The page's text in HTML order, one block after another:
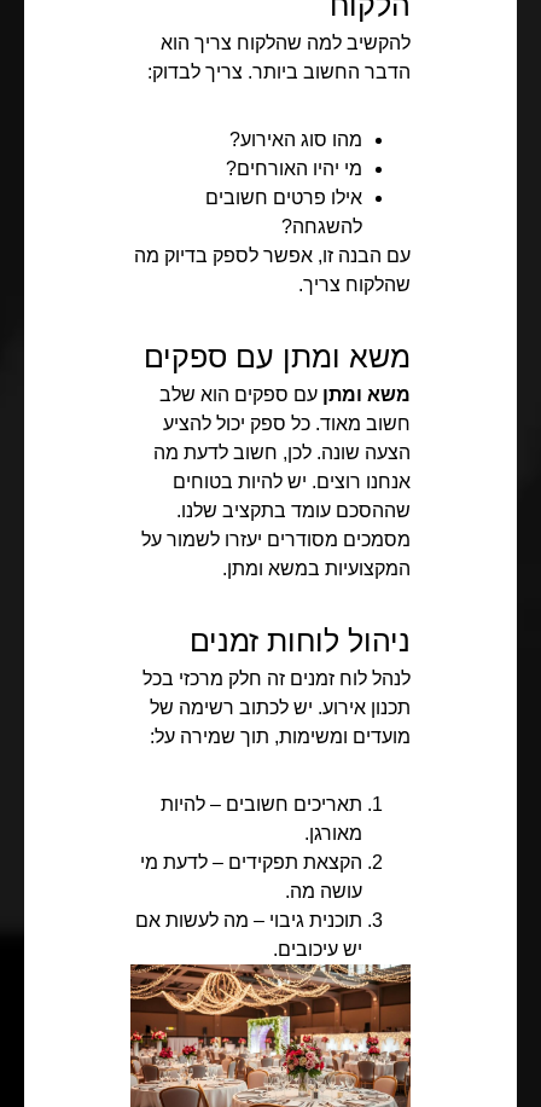
להקשיב למה שהלקוח צריך הוא
הדבר החשוב ביותר. צריך לבדוק:
מהו סוג האירוע?
מי יהיו האורחים?
אילו פרטים חשובים
להשגחה?
עם הבנה זו, אפשר לספק בדיוק מה
שהלקוח צריך.
משא ומתן עם ספקים
משא ומתן עם ספקים הוא שלב
חשוב מאוד. כל ספק יכול להציע
הצעה שונה. לכן, חשוב לדעת מה
אנחנו רוצים. יש להיות בטוחים
שההסכם עומד בתקציב שלנו.
מסמכים מסודרים יעזרו לשמור על
המקצועיות במשא ומתן.
ניהול לוחות זמנים
לנהל לוח זמנים זה חלק מרכזי בכל
תכנון אירוע. יש לכתוב רשימה של
מועדים ומשימות, תוך שמירה על:
תאריכים חשובים – להיות
מאורגן.
הקצאת תפקידים – לדעת מי
עושה מה.
תוכנית גיבוי – מה לעשות אם
יש עיכובים.